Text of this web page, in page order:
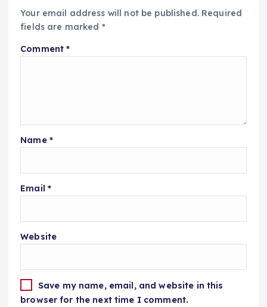
Your email address will not be published. Required
fields are marked *
Comment*
Name *
Email *
Website
Save my name, email, and website in this
browser for the next time I comment.